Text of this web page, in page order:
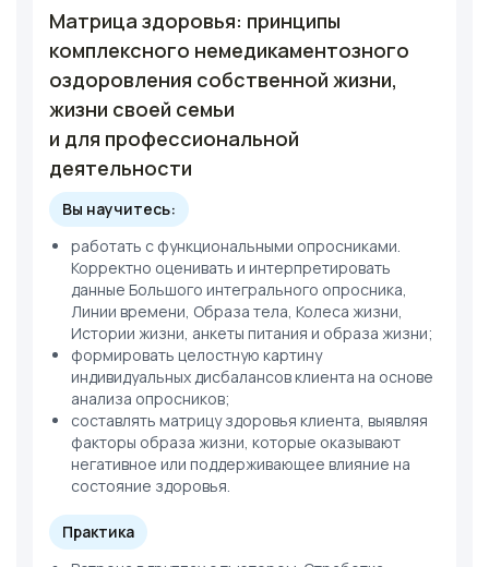
Матрица здоровья: принципы
комплексного немедикаментозного
оздоровления собственной жизни,
жизни своей семьи
и для профессиональной
деятельности
Вы научитесь:
работать с функциональными опросниками.
Корректно оценивать и интерпретировать
данные Большого интегрального опросника,
Линии времени, Образа тела, Колеса жизни,
Истории жизни, анкеты питания и образа жизни;
формировать целостную картину
индивидуальных дисбалансов клиента на основе
анализа опросников;
составлять матрицу здоровья клиента, выявляя
факторы образа жизни, которые оказывают
негативное или поддерживающее влияние на
состояние здоровья.
Практика